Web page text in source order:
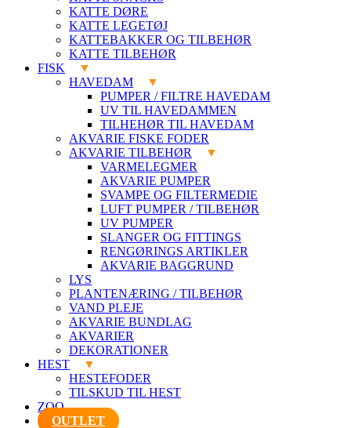
KATTE DØRE
KATTE LEGETØJ
KATTEBAKKER OG TILBEHØR
KATTE TILBEHØR
FISK
HAVEDAM
PUMPER / FILTRE HAVEDAM
UV TIL HAVEDAMMEN
TILHEHØR TIL HAVEDAM
AKVARIE FISKE FODER
AKVARIE TILBEHØR
VARMELEGMER
AKVARIE PUMPER
SVAMPE OG FILTERMEDIE
LUFT PUMPER / TILBEHØR
UV PUMPER
SLANGER OG FITTINGS
RENGØRINGS ARTIKLER
AKVARIE BAGGRUND
LYS
PLANTENÆRING / TILBEHØR
VAND PLEJE
AKVARIE BUNDLAG
AKVARIER
DEKORATIONER
HEST
HESTEFODER
TILSKUD TIL HEST
ZOO
OUTLET